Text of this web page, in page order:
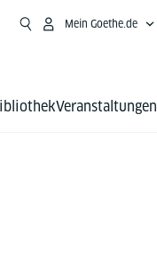
Mein Goethe.de
Veranstaltungen